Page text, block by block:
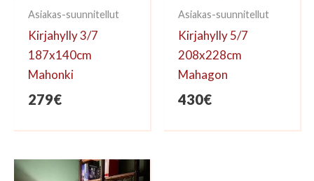
Asiakas-suunnitellut
Kirjahylly 3/7
187x140cm
Mahonki
279€
Asiakas-suunnitellut
Kirjahylly 5/7
208x228cm
Mahagon
430€